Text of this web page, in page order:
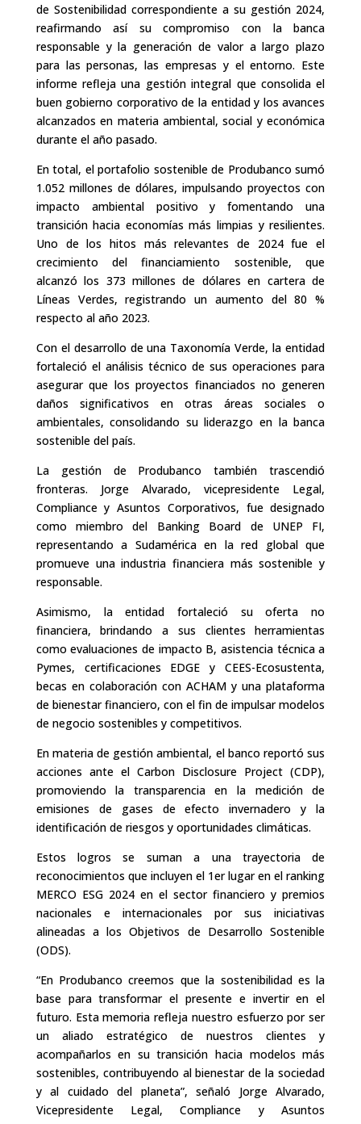
de Sostenibilidad correspondiente a su gestión 2024,
reafirmando así su compromiso con la banca
responsable y la generación de valor a largo plazo
para las personas, las empresas y el entorno. Este
informe refleja una gestión integral que consolida el
buen gobierno corporativo de la entidad y los avances
alcanzados en materia ambiental, social y económica
durante el año pasado.
En total, el portafolio sostenible de Produbanco sumó
1.052 millones de dólares, impulsando proyectos con
impacto ambiental positivo y fomentando una
transición hacia economías más limpias y resilientes.
Uno de los hitos más relevantes de 2024 fue el
crecimiento del financiamiento sostenible, que
alcanzó los 373 millones de dólares en cartera de
Líneas Verdes, registrando un aumento del 80 %
respecto al año 2023.
Con el desarrollo de una Taxonomía Verde, la entidad
fortaleció el análisis técnico de sus operaciones para
asegurar que los proyectos financiados no generen
daños significativos en otras áreas sociales o
ambientales, consolidando su liderazgo en la banca
sostenible del país.
La gestión de Produbanco también trascendió
fronteras. Jorge Alvarado, vicepresidente Legal,
Compliance y Asuntos Corporativos, fue designado
como miembro del Banking Board de UNEP FI,
representando a Sudamérica en la red global que
promueve una industria financiera más sostenible y
responsable.
Asimismo, la entidad fortaleció su oferta no
financiera, brindando a sus clientes herramientas
como evaluaciones de impacto B, asistencia técnica a
Pymes, certificaciones EDGE y CEES-Ecosustenta,
becas en colaboración con ACHAM y una plataforma
de bienestar financiero, con el fin de impulsar modelos
de negocio sostenibles y competitivos.
En materia de gestión ambiental, el banco reportó sus
acciones ante el Carbon Disclosure Project (CDP),
promoviendo la transparencia en la medición de
emisiones de gases de efecto invernadero y la
identificación de riesgos y oportunidades climáticas.
Estos logros se suman a una trayectoria de
reconocimientos que incluyen el 1er lugar en el ranking
MERCO ESG 2024 en el sector financiero y premios
nacionales e internacionales por sus iniciativas
alineadas a los Objetivos de Desarrollo Sostenible
(ODS).
“En Produbanco creemos que la sostenibilidad es la
base para transformar el presente e invertir en el
futuro. Esta memoria refleja nuestro esfuerzo por ser
un aliado estratégico de nuestros clientes y
acompañarlos en su transición hacia modelos más
sostenibles, contribuyendo al bienestar de la sociedad
y al cuidado del planeta”, señaló Jorge Alvarado,
Vicepresidente Legal, Compliance y Asuntos